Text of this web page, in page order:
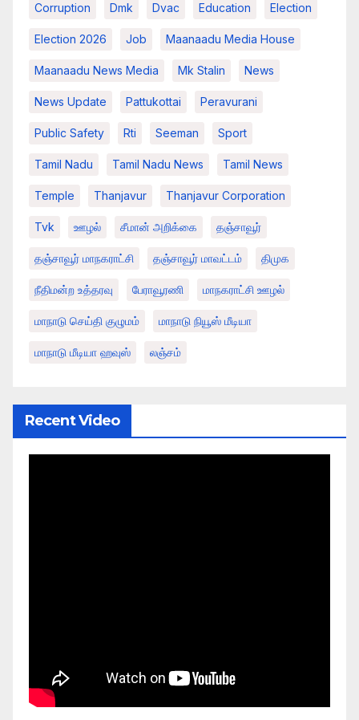
Corruption Dmk Dvac Education Election
Election 2026 Job Maanaadu Media House
Maanaadu News Media Mk Stalin News
News Update Pattukottai Peravurani
Public Safety Rti Seeman Sport
Tamil Nadu Tamil Nadu News Tamil News
Temple Thanjavur Thanjavur Corporation
Tvk ஊழல் சீமான் அறிக்கை தஞ்சாவூர்
தஞ்சாவூர் மாநகராட்சி தஞ்சாவூர் மாவட்டம் திமுக
நீதிமன்ற உத்தரவு பேராவூரணி மாநகராட்சி ஊழல்
மாநாடு செய்தி குழுமம் மாநாடு நியூஸ் மீடியா
மாநாடு மீடியா ஹவுஸ் லஞ்சம்
Recent Video